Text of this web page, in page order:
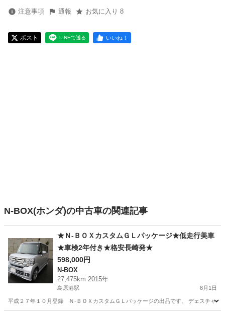
注意事項 通報 お気に入り 8
ポスト LINEで送る いいね！
N-BOX(ホンダ)の中古車の関連記事
★Ｎ-ＢＯＸカスタムＧＬパッケージ★低走行美車
★車検2年付き★格安長崎発★
598,000円
N-BOX
27,475km 2015年
島原港駅 8月1日
平成２７年１０月登録 Ｎ-ＢＯＸカスタムＧＬパッケージの出品です。 デェスチャー